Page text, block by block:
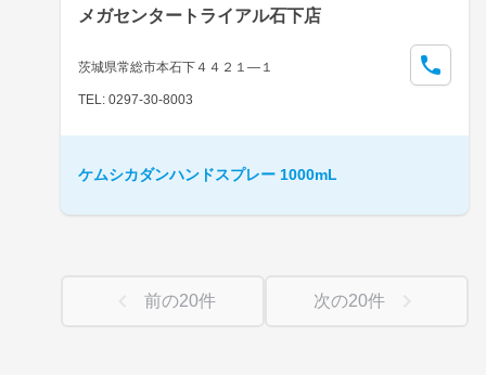
メガセンタートライアル石下店
茨城県常総市本石下４４２１―１
TEL: 0297-30-8003
ケムシカダンハンドスプレー 1000mL
前の20件 次の20件